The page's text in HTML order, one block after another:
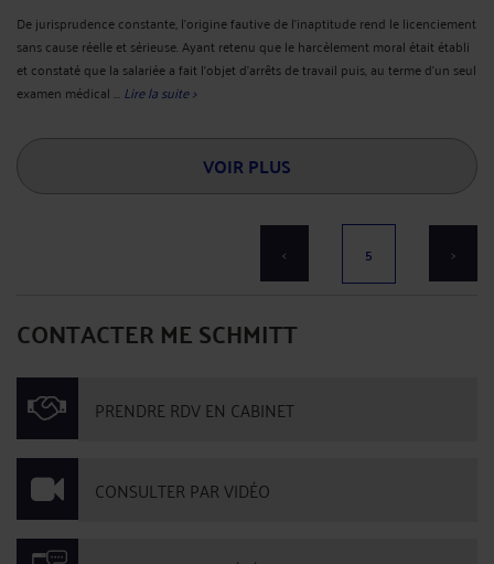
De jurisprudence constante, l’origine fautive de l’inaptitude rend le licenciement
sans cause réelle et sérieuse. Ayant retenu que le harcèlement moral était établi
et constaté que la salariée a fait l'objet d'arrêts de travail puis, au terme d'un seul
examen médical ... Lire la suite >
VOIR PLUS
< 5 >
CONTACTER ME SCHMITT
PRENDRE RDV EN CABINET
CONSULTER PAR VIDÉO